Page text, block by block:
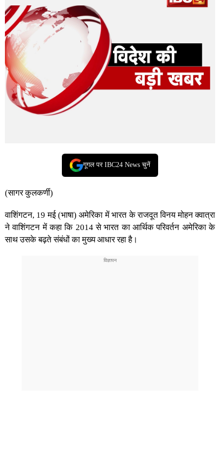
गूगल पर IBC24 News चुनें
(सागर कुलकर्णी)
वाशिंगटन, 19 मई (भाषा) अमेरिका में भारत के राजदूत विनय मोहन क्वात्रा
ने वाशिंगटन में कहा कि 2014 से भारत का आर्थिक परिवर्तन अमेरिका के
साथ उसके बढ़ते संबंधों का मुख्य आधार रहा है।